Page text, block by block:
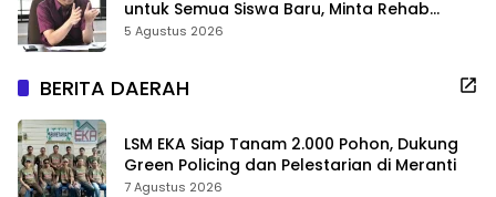
untuk Semua Siswa Baru, Minta Rehab
Sekolah Jangan Dikurangi
5 Agustus 2026
BERITA DAERAH
LSM EKA Siap Tanam 2.000 Pohon, Dukung
Green Policing dan Pelestarian di Meranti
7 Agustus 2026